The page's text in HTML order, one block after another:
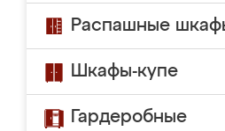
Распашные
Шкафы-купе
Гардеробные